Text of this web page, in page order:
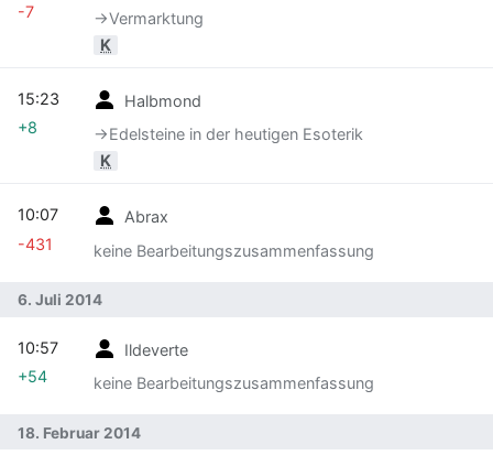
→‎Vermarktung
K
-7
Halbmond
→‎Edelsteine in der heutigen Esoterik
K
15:23
+8
Abrax
keine Bearbeitungszusammenfassung
10:07
-431
6. Juli 2014
Ildeverte
keine Bearbeitungszusammenfassung
10:57
+54
18. Februar 2014